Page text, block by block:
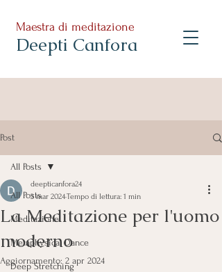
Maestra di meditazione
Deepti Canfora
Post
All Posts
Meditazione
Metaphysical Dance
Deep Stretching
All Posts
La Meditazione per l'uomo
moderno
deepticanfora24
3 mar 2024Tempo di lettura: 1 min
Aggiornamento: 2 apr 2024